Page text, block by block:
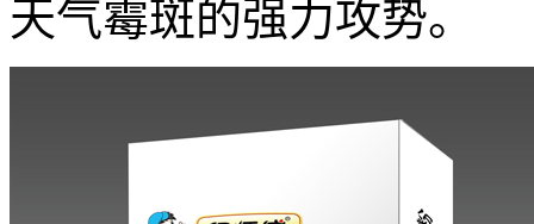
天气霉斑的强力攻势。